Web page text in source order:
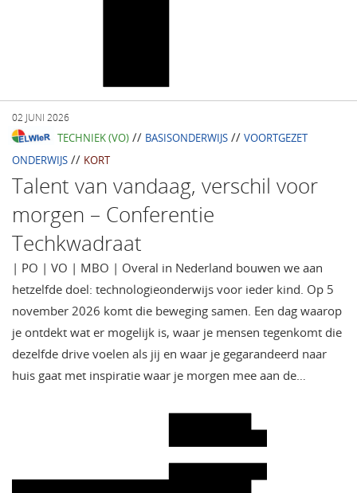
02 JUNI 2026
TECHNIEK (VO) // BASISONDERWIJS //VOORTGEZET
ONDERWIJS // KORT
Talent van vandaag, verschil voor
morgen – Conferentie
Techkwadraat
| PO | VO | MBO | Overal in Nederland bouwen we aan
hetzelfde doel: technologieonderwijs voor ieder kind. Op 5
november 2026 komt die beweging samen. Een dag waarop
je ontdekt wat er mogelijk is, waar je mensen tegenkomt die
dezelfde drive voelen als jij en waar je gegarandeerd naar
huis gaat met inspiratie waar je morgen mee aan de…